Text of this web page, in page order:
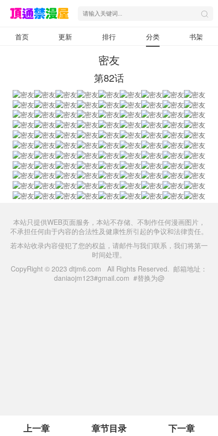
首页 更新 排行 分类 书架
密友
第82话
上一章 章节目录 下一章
本站只提供WEB页面服务，本站不存储、不制作任何漫画图片，
不承担任何由于内容的合法性及健康性所引起的争议和法律责任。
若本站收录内容侵犯了您的权益，请邮件与我们联系，我们将第一
时间处理。
CopyRight © 2023 dtjm6.com All Rights Reserved. 邮箱地址：
daniaojm123#gmail.com #替换为@